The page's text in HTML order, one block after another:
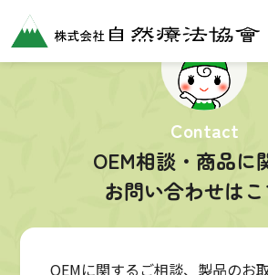
Contact
OEM相談・商品に
お問い合わせはこ
OEMに関するご相談、製品のお